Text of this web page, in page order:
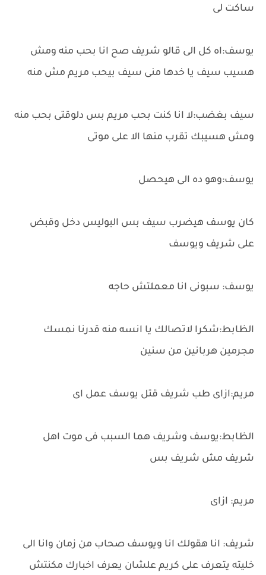
ساكت لى
يوسف:اه كل الى قالو شريف صح انا بحب منه ومش
هسيب سيف يا خدها منى سيف بيحب مريم مش منه
سيف بغضب:لا انا كنت بحب مريم بس دلوقتى بحب منه
ومش هسيبك تقرب منها الا على موتى
يوسف:وهو ده الى هيحصل
كان يوسف هيضرب سيف بس البوليس دخل وقبض
على شريف ويوسف
يوسف: سبونى انا معملتش حاجه
الظابط:شكرا لاتصالك يا انسه منه قدرنا نمسك
مجرمين هربانين من سنين
مريم:ازاى طب شريف قتل يوسف عمل اى
الظابط:يوسف وشريف هما السبب فى موت اهل
شريف مش شريف بس
مريم: ازاى
شريف: انا هقولك انا ويوسف صحاب من زمان وانا الى
خليته يتعرف على كريم علشان يعرف اخبارك مكنتش